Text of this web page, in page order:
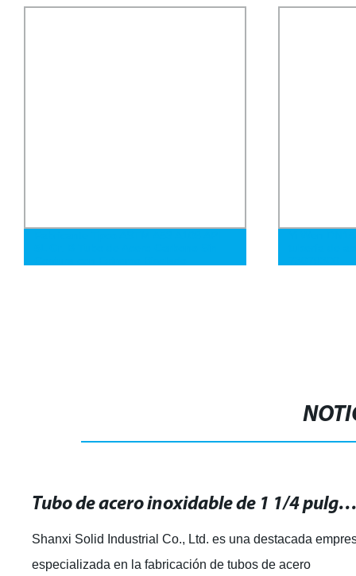
Tubo de acero inoxidable de 1 1/4 pulgadas: resistente y
Shanxi Solid Industrial Co., Ltd. es una destacada
especializada en la fabricación de tubos de acero